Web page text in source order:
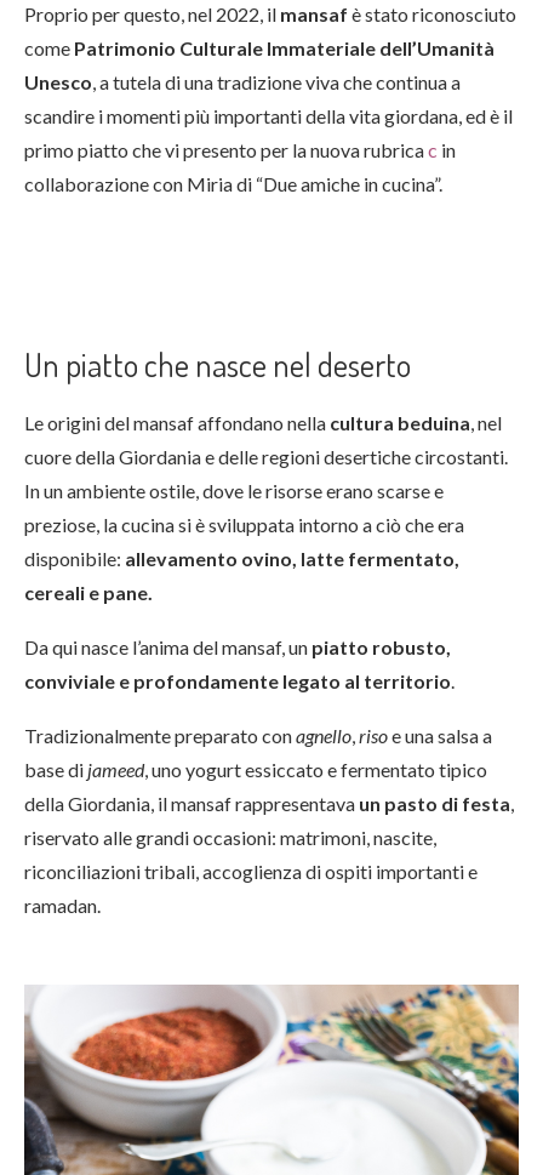
Proprio per questo, nel 2022, il mansaf è stato riconosciuto
come Patrimonio Culturale Immateriale dell’Umanità
Unesco , a tutela di una tradizione viva che continua a
scandire i momenti più importanti della vita giordana, ed è il
primo piatto che vi presento per la nuova rubricac in
collaborazione con Miria di “Due amiche in cucina”.
Un piatto che nasce nel deserto
Le origini del mansaf affondano nella cultura beduina , nel
cuore della Giordania e delle regioni desertiche circostanti.
In un ambiente ostile, dove le risorse erano scarse e
preziose, la cucina si è sviluppata intorno a ciò che era
disponibile: allevamento ovino, latte fermentato,
cereali e pane.
Da qui nasce l’anima del mansaf, un piatto robusto,
conviviale e profondamente legato al territorio
Tradizionalmente preparato conagnello risoe una salsa a
base di jameed, uno yogurt essiccato e fermentato tipico
della Giordania, il mansaf rappresentava un pasto di festa
riservato alle grandi occasioni: matrimoni, nascite,
riconciliazioni tribali, accoglienza di ospiti importanti e
ramadan.